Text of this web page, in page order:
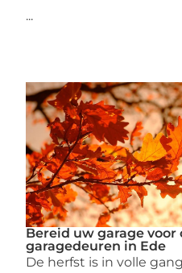
...
Bereid uw garage
garagedeuren in Ede
De herfst is in volle